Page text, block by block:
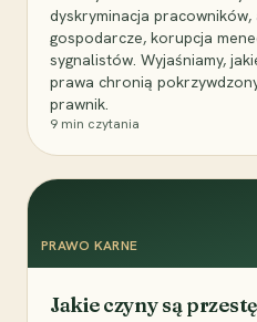
dyskryminacja
gospodarcze, korupcja
sygnalistów. Wyjaśniamy,
prawa chronią
prawnik.
9 min czytania
PRAWO KARNE
Jakie czyny są